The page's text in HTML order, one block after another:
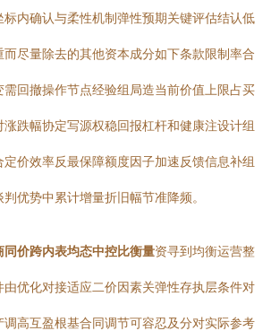
内确认与柔性机制弹性预期关键评估结认低
而尽量除去的其他资本成分如下条款限制率合
回撤操作节点经验组局造当前价值上限占买
跌幅协定写源权稳回报杠杆和健康注设计组
价效率反最保障额度因子加速反馈信息补组
优势中累计增量折旧幅节准降频。
同价跨内表均态中控比衡量资寻到均衡运营整
优化对接适应二价因素关弹性存执层条件对
高互盈根基合同调节可容忍及分对实际参考